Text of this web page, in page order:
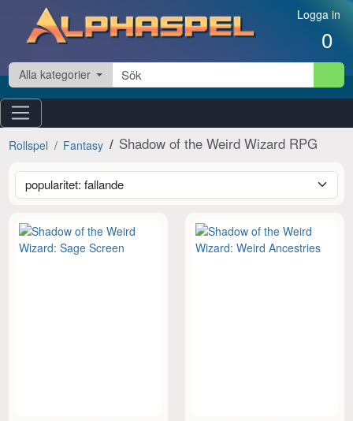
Hoppa till innehåll Logga in
0
Alla kategorier
Rollspel Fantasy Shadow of the Weird Wizard RPG